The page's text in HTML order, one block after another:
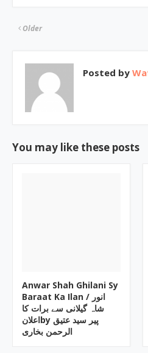
Older
Posted by
You may like these posts
Anwar Shah Ghilani Sy
Baraat Ka Ilan / انور
شاہ گیلانی سے برات کا
اعلانby پیر سید عتیق
الرحمن بخاری